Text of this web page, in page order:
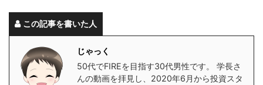
この記事を書いた人
じゃっく
50代でFIREを目指す30代男性です。 学長さ
んの動画を拝見し、2020年6月から投資スタ